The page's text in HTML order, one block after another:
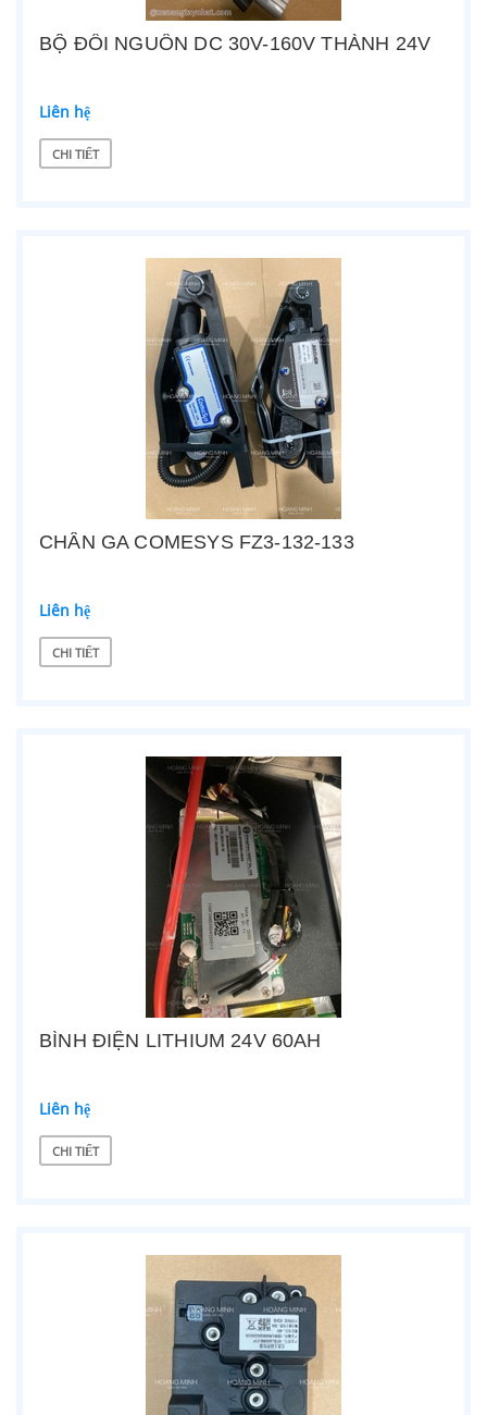
BỘ ĐỔI NGUỒN DC 30V-160V THÀNH 24V
Liên hệ
CHI TIẾT
CHÂN GA COMESYS FZ3-132-133
Liên hệ
CHI TIẾT
BÌNH ĐIỆN LITHIUM 24V 60AH
Liên hệ
CHI TIẾT